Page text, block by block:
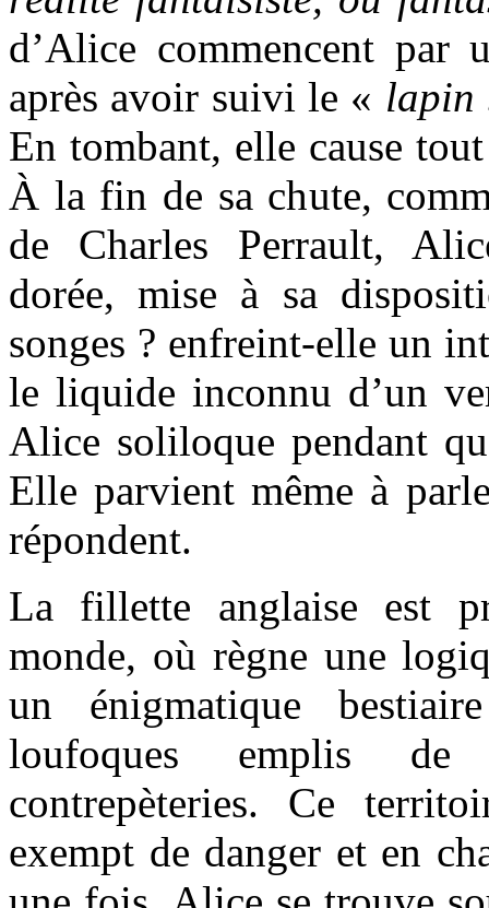
d’Alice commencent par
après avoir suivi le « lapin
En tombant, elle cause
À la fin de sa chute,
de Charles Perrault,
dorée, mise à sa
songes ? enfreint-elle un
le liquide inconnu d’un
Alice soliloque pendant
Elle parvient même à
répondent.
La fillette anglaise est
monde, où règne une
un énigmatique
loufoques emplis
contrepèteries. Ce
exempt de danger et en